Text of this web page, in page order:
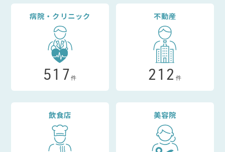
病院・クリニック
517 件
不動産
212 件
飲食店 美容院